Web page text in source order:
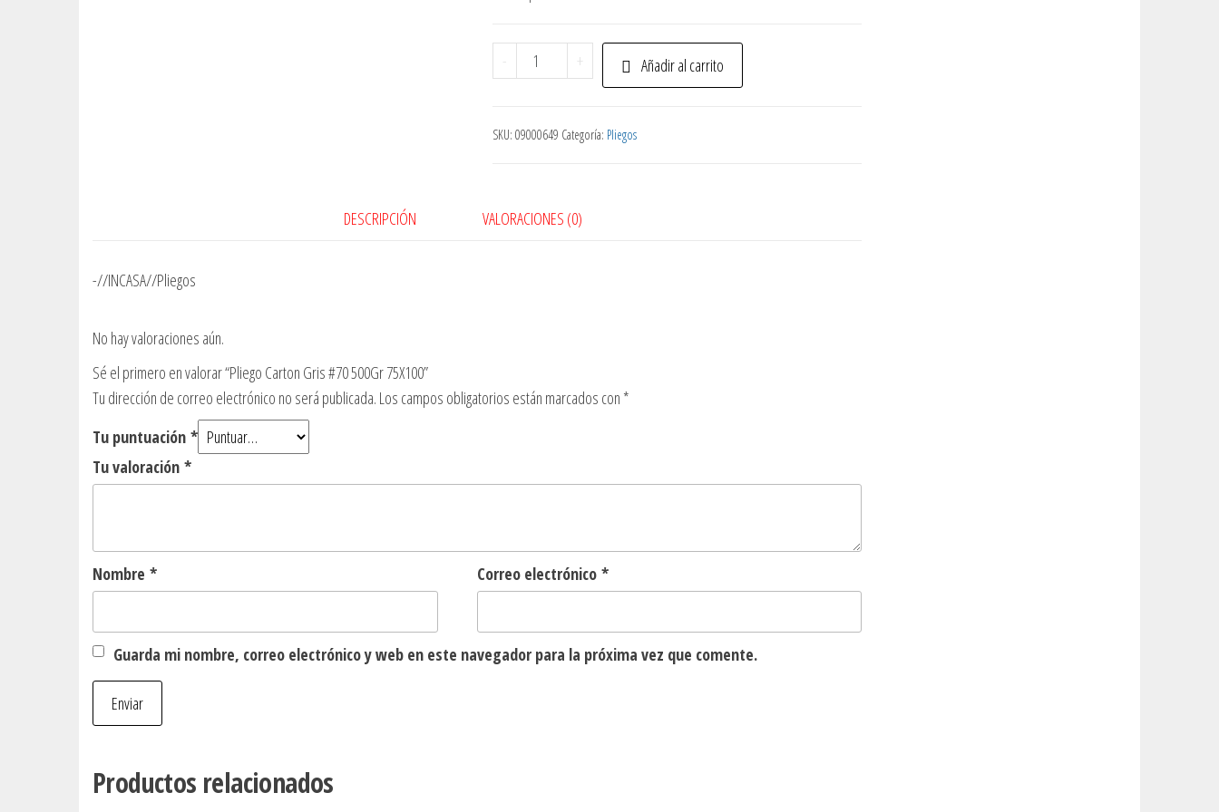
-
Pliego
Carton
#70
+ Añadir al carrito
SKU: 09000649 Categoría: Pliegos
DESCRIPCIÓN VALORACIONES (0)
-//INCASA//Pliegos
No hay valoraciones aún.
Sé el primero en valorar “Pliego Carton Gris #70 500Gr 75X100”
Tu dirección de correo electrónico no será publicada. Los campos obligatorios están marcados con *
Tu puntuación *
Tu valoración *
Nombre * Correo electrónico *
Guarda mi nombre, correo electrónico y web en este navegador para la próxima vez que comente.
Productos relacionados